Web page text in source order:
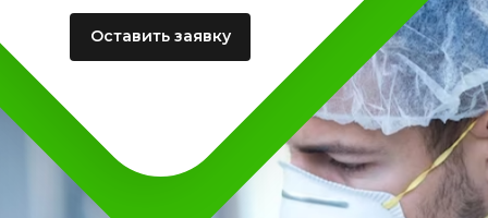
Оставить заявку